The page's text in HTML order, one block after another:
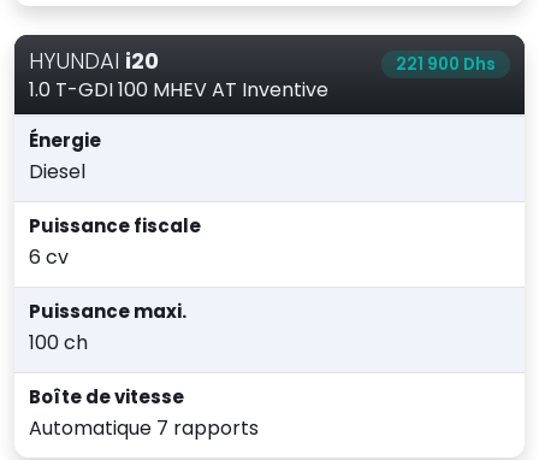
HYUNDAI i20
1.0 T-GDI 100 MHEV AT Inventive
221 900 Dhs
Énergie
Diesel
Puissance fiscale
6 cv
Puissance maxi.
100 ch
Boîte de vitesse
Automatique 7 rapports